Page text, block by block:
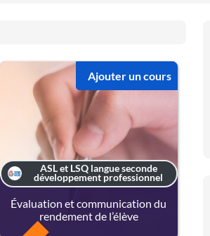
ASL et LSQ langue seconde
développement professionnel
Évaluation et communication du
rendement de l’élève
Ajouter un cours